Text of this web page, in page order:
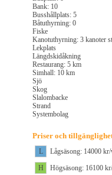
Bank: 10
Busshållplats: 5
Båtuthyrning: 0
Fiske
Kanotuthyrning: 3 kanoter
Lekplats
Längdskidåkning
Restaurang: 5 km
Simhall: 10 km
Sjö
Skog
Slalombacke
Strand
Systembolag
Priser och
L
Lågsäsong: 14000
H
Högsäsong: 16100